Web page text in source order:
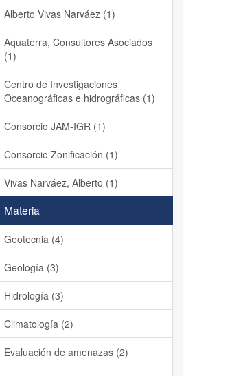
Alberto Vivas Narváez (1)
Aquaterra, Consultores Asociados
(1)
Centro de Investigaciones
Oceanográficas e hidrográficas (1)
Consorcio JAM-IGR (1)
Consorcio Zonificación (1)
Vivas Narváez, Alberto (1)
Materia
Geotecnia (4)
Geología (3)
Hidrología (3)
Climatología (2)
Evaluación de amenazas (2)